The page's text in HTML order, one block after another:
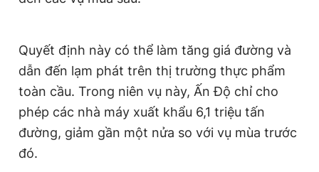
Quảng cáo
Phó tổng biên tập thường trực: Hải Thành
Phó tổng biên tập: Lâm Hiếu Dũng
Phó tổng biên tập: Trần Việt Hưng
Tổng thư ký tòa soạn: Đức Trung
Giấy phép xuất bản số 110/GP - BTTTT cấp ngày 24.3.2020
chép dưới mọi hình thức nếu không có sự chấp thuận bằng văn
bản. Phát triển bởi ePi Technologies, JSC.
Quyết định này có thể làm tăng giá đường và
dẫn đến lạm phát trên thị trường thực phẩm
toàn cầu. Trong niên vụ này, Ấn Độ chỉ cho
phép các nhà máy xuất khẩu 6,1 triệu tấn
đường, giảm gần một nửa so với vụ mùa trước
đó.